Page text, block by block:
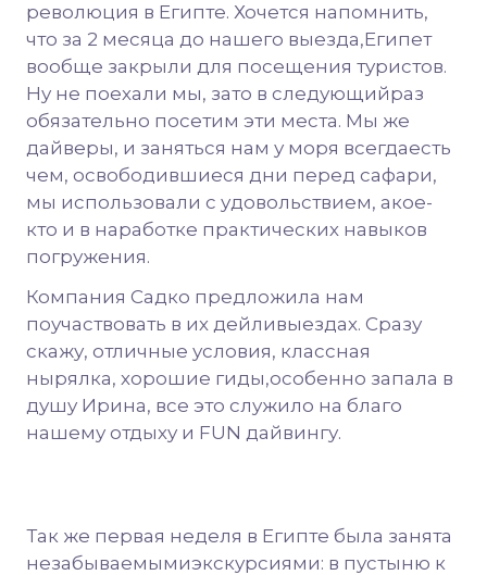
революция в Египте. Хочется напомнить,
что за 2 месяца до нашего выезда,Египет
вообще закрыли для посещения туристов.
Ну не поехали мы, зато в следующийраз
обязательно посетим эти места. Мы же
дайверы, и заняться нам у моря всегдаесть
чем, освободившиеся дни перед сафари,
мы использовали с удовольствием, акое-
кто и в наработке практических навыков
погружения.
Компания Садко предложила нам
поучаствовать в их дейливыездах. Сразу
скажу, отличные условия, классная
нырялка, хорошие гиды,особенно запала в
душу Ирина, все это служило на благо
нашему отдыху и FUN дайвингу.
Так же первая неделя в Египте была занята
незабываемымиэкскурсиями: в пустыню к